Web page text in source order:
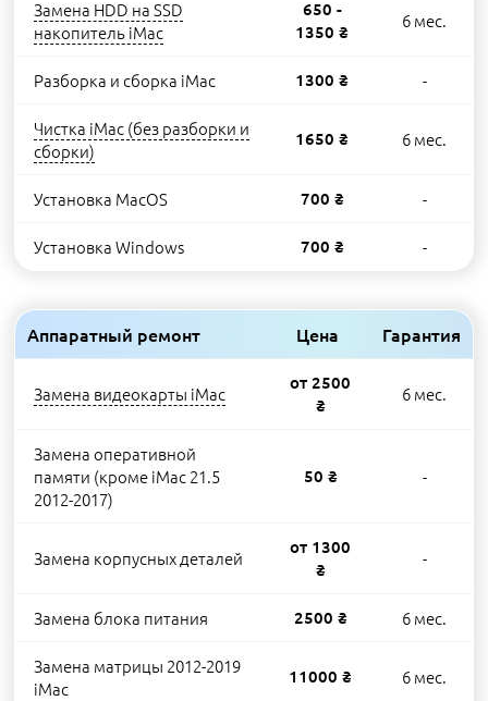
Замена HDD на SSD
накопитель iMac
650 -
1350 ₴
6 мес.
Разборка и сборка iMac 1300 ₴ -
Чистка iMac (без разборки и
сборки)
1650 ₴ 6 мес.
Установка MacOS 700 ₴ -
Установка Windows 700 ₴ -
Аппаратный ремонт Цена Гарантия
Замена видеокарты iMac
от 2500
₴
6 мес.
Замена оперативной
памяти (кроме iMac 21.5
2012-2017)
50 ₴ -
Замена корпусных деталей
от 1300
₴
-
Замена блока питания 2500 ₴ 6 мес.
Замена матрицы 2012-2019
iMac
11000 ₴ 6 мес.